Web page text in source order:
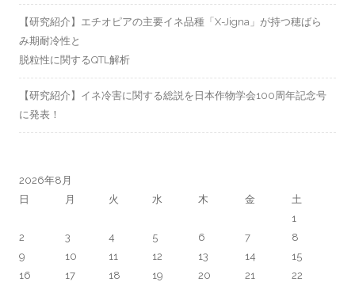
【研究紹介】エチオピアの主要イネ品種「X-Jigna」が持つ穂ばら
み期耐冷性と
脱粒性に関するQTL解析
【研究紹介】イネ冷害に関する総説を日本作物学会100周年記念号
に発表！
2026年8月
日
月 火 水 木 金 土
1
2
3 4 5 6 7
8
9
10 11 12 13 14
15
16
17 18 19 20 21
22